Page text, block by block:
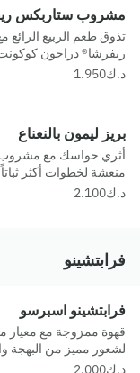
مشروب ستاربكس
تذوق طعم الربيع
ريفرشا® دراجون
ومرطب مكون من المانجو
بريز ليمون بالنعناع
أثري حواسك مع
منعشة لخطوات أكثر
فرابتشينو
فرابتشينو اسبرسو
قهوة ممزوجة مع معيار
لشعور مميز من البهجة
حليب, كبريتيت